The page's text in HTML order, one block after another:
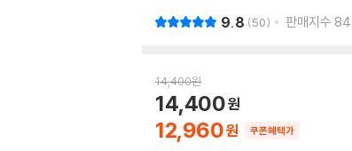
9.8 50 판매지수 84
14,400원
12,960
14,400
쿠폰혜택가